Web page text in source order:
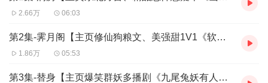
1V1，男女双强双穿，起点古言推荐剧巨制《花千变》；
1V1，玄幻甜宠文，背后有人罩：《九尾兔妖有人罩》；
《余生，请多多指教》、《原来和爱情靠得这么近》 等等。
... ...
《王妃，她大杀四方！》、《陛下，妾身不嫁》、《妾门春深又几
2.66万 06:03
第2集-霁月阁【主页修仙狗粮文、美强甜1V1《软萌师傅扮成我系统》，欢迎品尝~】
1.86万 05:53
第3集-替身【主页爆笑群妖多播剧《九尾兔妖有人罩》，甜宠升级没有虐！】